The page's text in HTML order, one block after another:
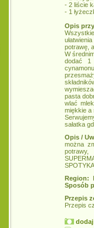
- 2 liście
- 1
Opis
potrawę,
W
dodać 1
pasta
wlać
miękkie a
sałatka
Opis /
można
Region:
Sposób
Przepis
Przepis